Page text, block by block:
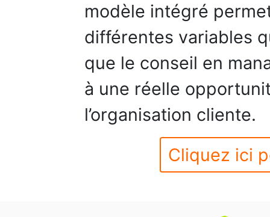
modèle intégré
différentes variables
que le conseil en
à une réelle
l’organisation cliente.
Cliquez ici